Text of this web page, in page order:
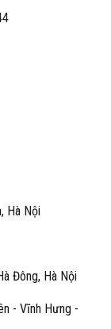
Hà Nội
Đông, Hà Nội
- Vĩnh Hưng -